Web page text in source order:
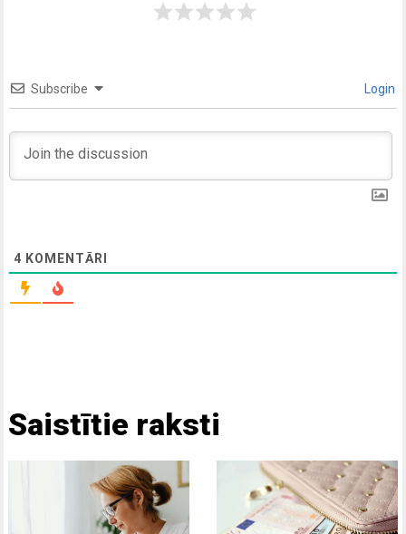
Subscribe Login
4 KOMENTĀRI
Saistītie raksti